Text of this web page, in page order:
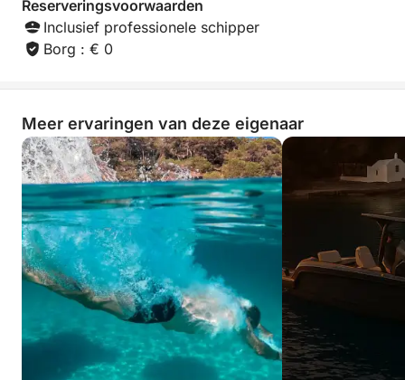
Reserveringsvoorwaarden
Inclusief professionele schipper
Borg : € 0
Meer ervaringen van deze eigenaar